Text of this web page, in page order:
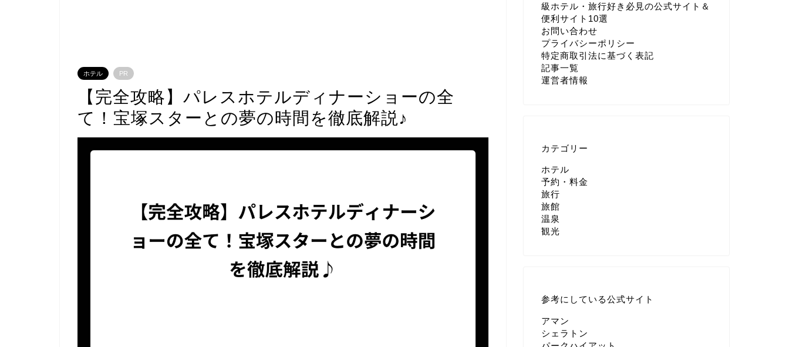
ホテル PR
【完全攻略】パレスホテルディナーショーの全
て！宝塚スターとの夢の時間を徹底解説♪
級ホテル・旅行好き必見の公式サイト＆
便利サイト10選
お問い合わせ
プライバシーポリシー
特定商取引法に基づく表記
記事一覧
運営者情報
カテゴリー
ホテル
予約・料金
旅行
旅館
温泉
観光
参考にしている公式サイト
アマン
シェラトン